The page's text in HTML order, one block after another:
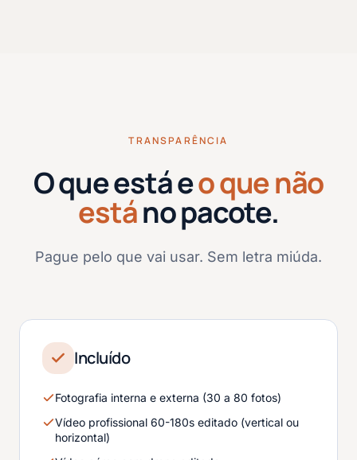
TRANSPARÊNCIA
O que está eo que não
estáno pacote.
Pague pelo que vai usar. Sem letra miúda.
Incluído
Fotografia interna e externa (30 a 80 fotos)
Vídeo profissional 60-180s editado (vertical ou
horizontal)